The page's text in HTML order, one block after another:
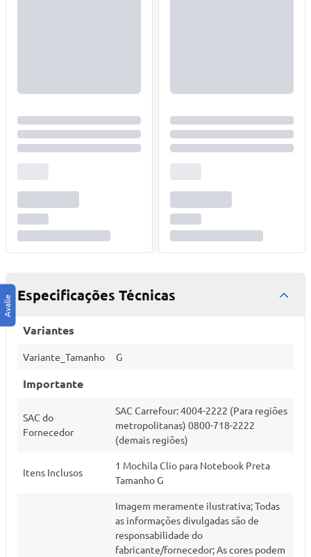
Especificações Técnicas
Variantes
Variante_Tamanho G
Importante
SAC do
Fornecedor
SAC Carrefour: 4004-2222 (Para regiões
metropolitanas) 0800-718-2222
(demais regiões)
Itens Inclusos
1 Mochila Clio para Notebook Preta
Tamanho G
Imagem meramente ilustrativa; Todas
as informações divulgadas são de
responsabilidade do
fabricante/fornecedor; As cores podem